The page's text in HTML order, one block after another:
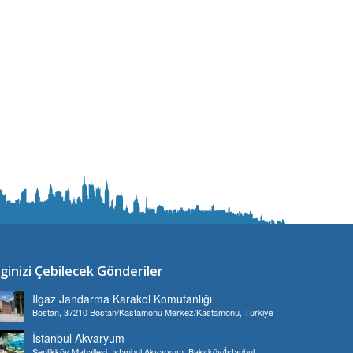
Çebilecek Gönderiler
Ilgaz Jandarma Karakol Komutanlığı
Bostan, 37210 Bostan/Kastamonu Merkez/Kastamonu, Türkiye
İstanbul Akvaryum